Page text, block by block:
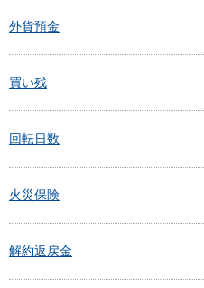
外貨預金
買い残
回転日数
火災保険
解約返戻金